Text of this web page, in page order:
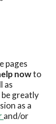
pages
now to
as
greatly
as a
and/or